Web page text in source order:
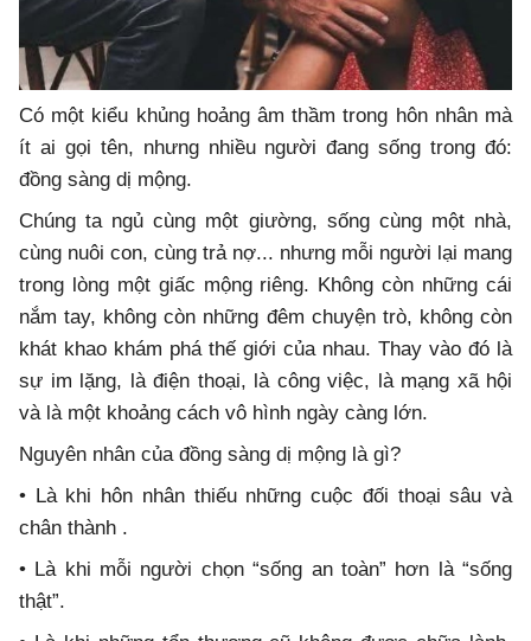
Có một kiểu khủng hoảng âm thầm trong hôn nhân mà
ít ai gọi tên, nhưng nhiều người đang sống trong đó:
đồng sàng dị mộng.
Chúng ta ngủ cùng một giường, sống cùng một nhà,
cùng nuôi con, cùng trả nợ... nhưng mỗi người lại mang
trong lòng một giấc mộng riêng. Không còn những cái
nắm tay, không còn những đêm chuyện trò, không còn
khát khao khám phá thế giới của nhau. Thay vào đó là
sự im lặng, là điện thoại, là công việc, là mạng xã hội
và là một khoảng cách vô hình ngày càng lớn.
Nguyên nhân của đồng sàng dị mộng là gì?
• Là khi hôn nhân thiếu những cuộc đối thoại sâu và
chân thành .
• Là khi mỗi người chọn “sống an toàn” hơn là “sống
thật”.